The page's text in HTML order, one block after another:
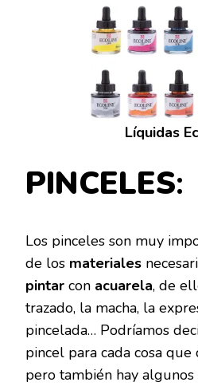
Líquidas
PINCELES:
Los pinceles son muy
de los materiales
pintar con acuarela, de
trazado, la macha, la
pincelada… Podríamos
pincel para cada cosa
pero también hay